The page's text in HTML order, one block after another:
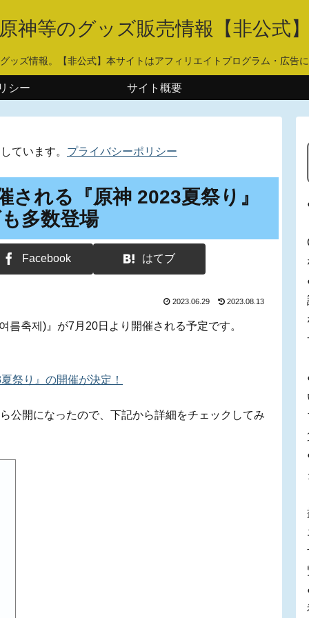
神等のグッズ販売情報【非公式
ッズ情報。【非公式】本サイトはアフィリエイトプログラム・広告
シー サイト概要
ています。 プライバシーポリシー
される『原神 2023夏祭り』
多数登場
Facebook はてブ
2023.06.29 2023.08.13
름축제)』が7月20日より開催される予定です。
祭り』の開催が決定！
公開になったので、下記から詳細をチェックしてみ